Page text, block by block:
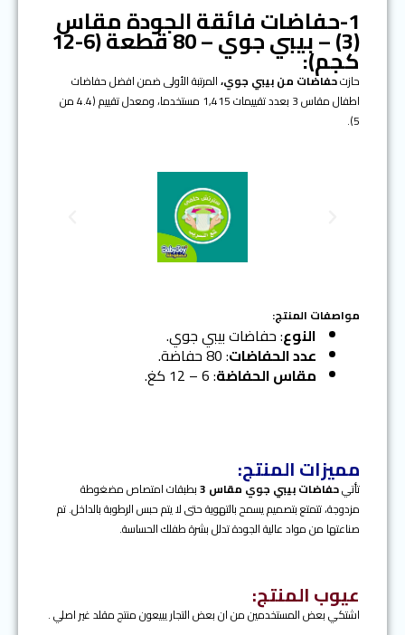
1-حفاضات فائقة الجودة مقاس
(3) – بيبي جوي – 80 قطعة (6-12 كجم):
حازتحفاضات من بيبي جوي،المرتبة الأولى ضمن افضل حفاضات
اطفال مقاس 3 بعدد تقييمات 1,415 مستخدما، ومعدل تقييم (4.4 من
5).
o
u
s
مواصفات المنتج:
النوع: حفاضات بيبي جوي.
عدد الحفاضات: 80 حفاضة.
مقاس الحفاضة: 6 – 12 كغ.
مميزات المنتج:
تأتيحفاضاتبيبي جوي مقاس 3
بطبقات امتصاص مضغوطة
مزدوجة، تتمتع بتصميم يسمح بالتهوية حتى لا يتم حبس الرطوبة بالداخل. تم
صناعتها من مواد عالية الجودة تدلل بشرة طفلك الحساسة.
عيوب المنتج:
اشتكي بعض المستخدمين من ان بعض التجار يبيعون منتج مقلد غير اصلي .